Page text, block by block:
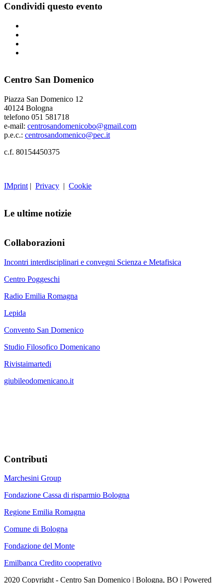
Condividi questo evento
Centro San Domenico
Piazza San Domenico 12
40124 Bologna
telefono 051 581718
e-mail: centrosandomenicobo@gmail.com
p.e.c.: centrosandomenico@pec.it
c.f. 80154450375
IMprint | Privacy | Cookie
Le ultime notizie
Collaborazioni
Incontri interdisciplinari e convegni Scienza e Metafisica
Centro Poggeschi
Radio Emilia Romagna
Lepida
Convento San Domenico
Studio Filosofico Domenicano
Rivistaimartedi
giubileodomenicano.it
Contributi
Marchesini Group
Fondazione Cassa di risparmio Bologna
Regione Emilia Romagna
Comune di Bologna
Fondazione del Monte
Emilbanca Credito cooperativo
2020 Copyright - Centro San Domenico | Bologna, BO | Powered